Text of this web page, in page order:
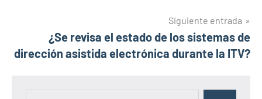
Siguiente entrada
¿Se revisa el estado de los sistemas de
dirección asistida electrónica durante la ITV?